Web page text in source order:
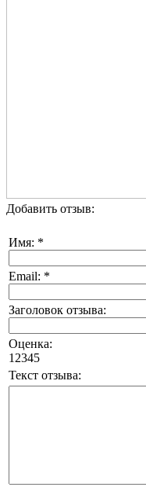
Добавить отзыв:
Имя: *
Email: *
Заголовок отзыва:
Оценка:
1 2345
Текст отзыва: